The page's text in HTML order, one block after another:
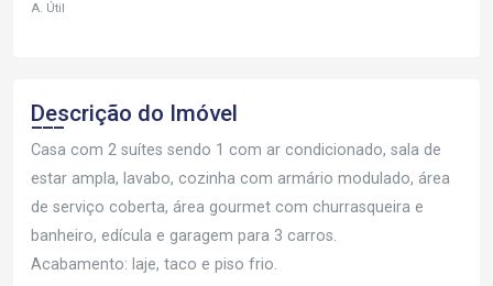
A. Útil
Descrição do Imóvel
Casa com 2 suítes sendo 1 com ar condicionado, sala de
estar ampla, lavabo, cozinha com armário modulado, área
de serviço coberta, área gourmet com churrasqueira e
banheiro, edícula e garagem para 3 carros.
Acabamento: laje, taco e piso frio.